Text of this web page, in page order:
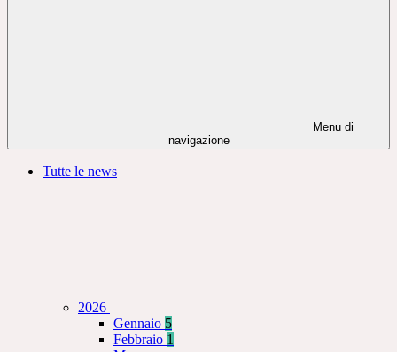
Menu di
navigazione
Tutte le news
2026
Gennaio 5
Febbraio 1